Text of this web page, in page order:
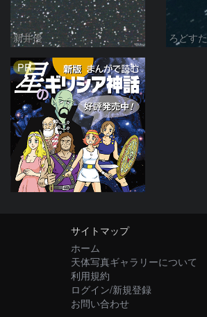
新井優 ろどすた
PR
サイトマップ
ホーム
天体写真ギャラリーについて
利用規約
ログイン/新規登録
お問い合わせ